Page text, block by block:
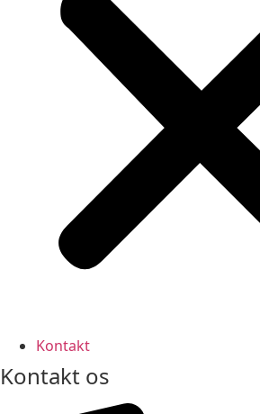
Kontakt
Kontakt os